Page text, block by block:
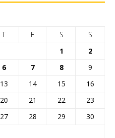
T F S
S
1
2
6 7 8
9
13 14 15
16
20 21 22
23
27 28 29
30